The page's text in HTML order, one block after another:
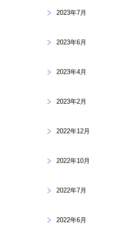
2023年7月
2023年6月
2023年4月
2023年2月
2022年12月
2022年10月
2022年7月
2022年6月